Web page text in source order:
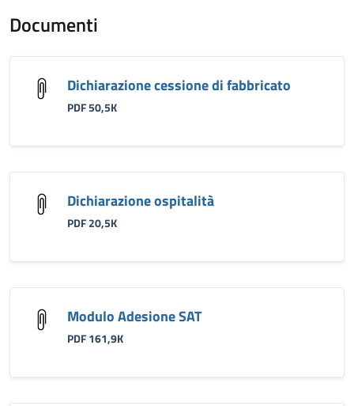
Documenti
Dichiarazione cessione di fabbricato
PDF 50,5K
Dichiarazione ospitalità
PDF 20,5K
Modulo Adesione SAT
PDF 161,9K